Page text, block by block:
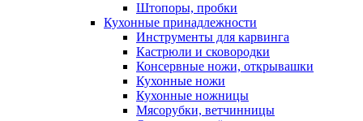
Штопоры, пробки
Кухонные принадлежности
Инструменты для карвинга
Кастрюли и сковородки
Консервные ножи, открывашки
Кухонные ножи
Кухонные ножницы
Мясорубки, ветчинницы